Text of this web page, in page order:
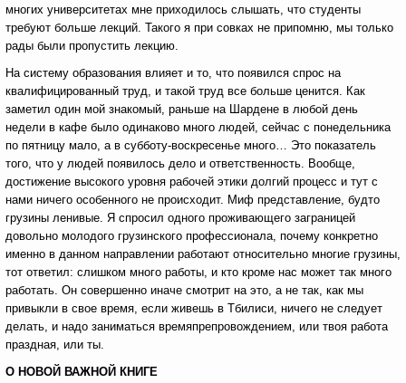
многих университетах мне приходилось слышать, что студенты
требуют больше лекций. Такого я при совках не припомню, мы только
рады были пропустить лекцию.
На систему образования влияет и то, что появился спрос на
квалифицированный труд, и такой труд все больше ценится. Как
заметил один мой знакомый, раньше на Шардене в любой день
недели в кафе было одинаково много людей, сейчас с понедельника
по пятницу мало, а в субботу-воскресенье много… Это показатель
того, что у людей появилось дело и ответственность. Вообще,
достижение высокого уровня рабочей этики долгий процесс и тут с
нами ничего особенного не происходит. Миф представление, будто
грузины ленивые. Я спросил одного проживающего заграницей
довольно молодого грузинского профессионала, почему конкретно
именно в данном направлении работают относительно многие грузины,
тот ответил: слишком много работы, и кто кроме нас может так много
работать. Он совершенно иначе смотрит на это, а не так, как мы
привыкли в свое время, если живешь в Тбилиси, ничего не следует
делать, и надо заниматься времяпрепровождением, или твоя работа
праздная, или ты.
О НОВОЙ ВАЖНОЙ КНИГЕ